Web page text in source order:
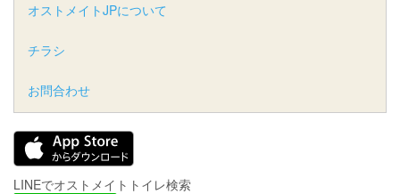
オストメイトJPについて
チラシ
お問合わせ
LINEでオストメイトトイレ検索